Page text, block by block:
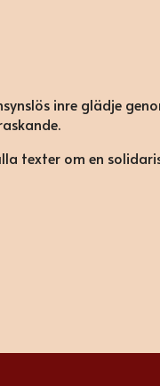
inre glädje
texter om en